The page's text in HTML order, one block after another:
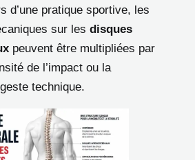
d’une pratique sportive, les
sur les disques
peuvent être multipliées par
de l’impact ou la
technique.